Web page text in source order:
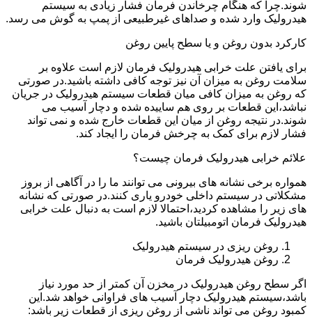
شوند.چرا که هنگام چرخاندن فرمان فشار زیادی به سیستم
هیدرولیک وارد شده و صداهای غیرطبیعی از پمپ به گوش می رسد.
کارکرد بدون روغن و یا سطح پایین روغن
برای یافتن علت خرابی هیدرولیک فرمان لازم است علاوه بر
سلامت روغن به میزان آن نیز توجه کافی داشته باشید.در صورتی
که روغن به میزان کافی میان قطعات سیستم هیدرولیک در جریان
نباشد،این قطعات بر روی هم ساییده شده و دچار آسیب می
شوند.در نتیجه روغن از میان این قطعات خارج شده و نمی تواند
فشار لازم برای کمک به چرخش فرمان را ایجاد کند.
علائم خرابی هیدرولیک فرمان چیست؟
همواره برخی نشانه های بیرونی می توانند ما را در آگاهی از بروز
مشکلاتی در سیستم داخلی خودرو یاری کنند.در صورتی که نشانه
های زیر را مشاهده کردید،احتمالا لازم است به دنبال علت خرابی
هیدرولیک فرمان اتومبیلتان باشید.
روغن ریزی در سیستم هیدرولیک
روغن هیدرولیک فرمان
اگر سطح روغن هیدرولیک در مخزن آن کمتر از حد مورد نیاز
باشد،سیستم هیدرولیک دچار آسیب های فراوانی خواهد شد.این
کمبود روغن می تواند ناشی از روغن ریزی از قطعات زیر باشد: